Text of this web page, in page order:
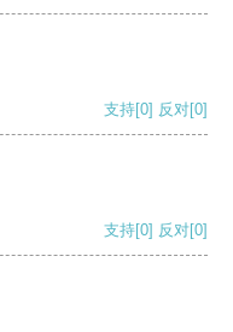
支持[0] 反对[0]
支持[0] 反对[0]